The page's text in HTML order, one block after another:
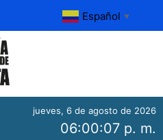
herramientas
Español ▼
jueves, 6 de agosto de 2026
06:00:07 p. m.